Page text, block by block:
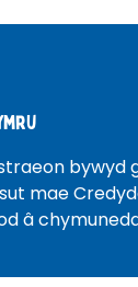
bywyd
mae
â
draws